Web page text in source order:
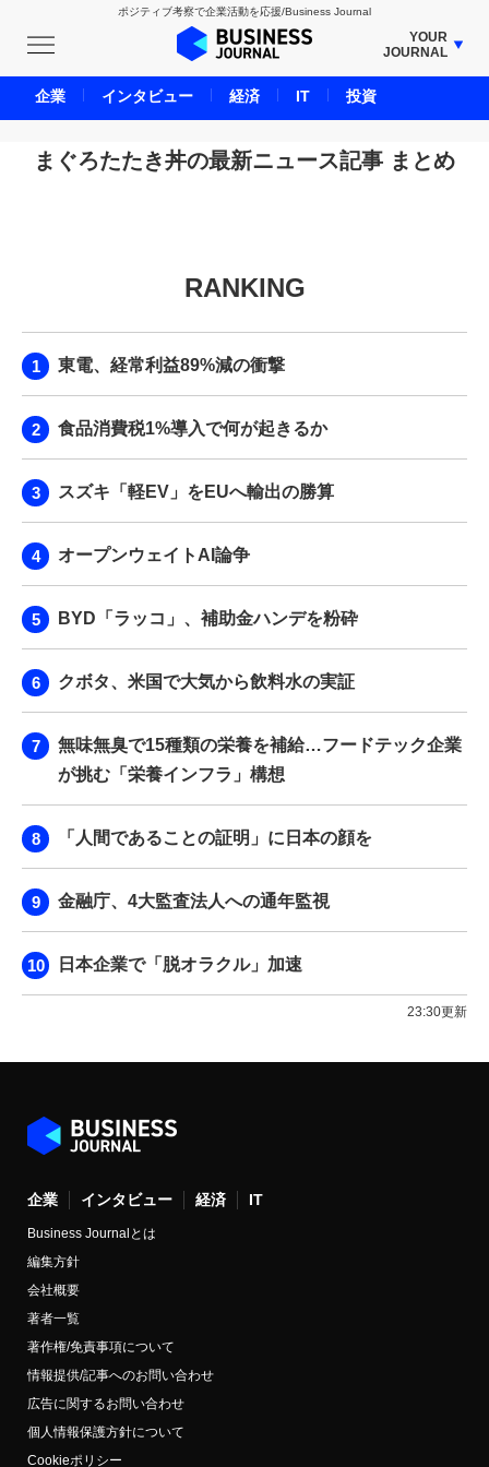
ポジティブ考察で企業活動を応援/Business Journal
YOUR
JOURNAL
BUSINESS JOURNAL
UNICORN JOURNAL
CARBON CREDITS JOURNAL
LIFE ENDING JOURNAL
BPaaS JOURNAL
まぐろたたき丼の最新ニュース記事 まとめ
RANKING
東電、経常利益89%減の衝撃
食品消費税1%導入で何が起きるか
スズキ「軽EV」をEUへ輸出の勝算
オープンウェイトAI論争
BYD「ラッコ」、補助金ハンデを粉砕
クボタ、米国で大気から飲料水の実証
無味無臭で15種類の栄養を補給…フードテック企業
が挑む「栄養インフラ」構想
「人間であることの証明」に日本の顔を
金融庁、4大監査法人への通年監視
日本企業で「脱オラクル」加速
23:30更新
企業 インタビュー 経済 IT
Business Journalとは
編集方針
会社概要
著者一覧
著作権/免責事項について
情報提供/記事へのお問い合わせ
広告に関するお問い合わせ
個人情報保護方針について
Cookieポリシー
企業 インタビュー 経済 IT 投資